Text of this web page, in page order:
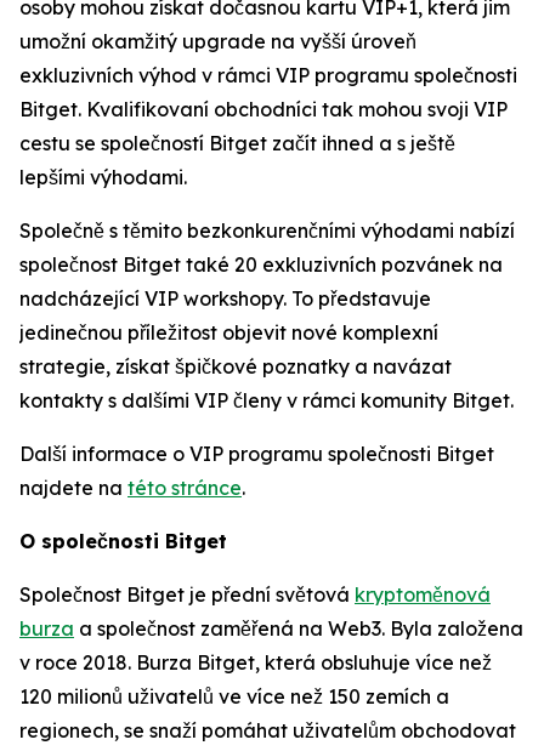
osoby mohou získat dočasnou kartu VIP+1, která jim
umožní okamžitý upgrade na vyšší úroveň
exkluzivních výhod v rámci VIP programu společnosti
Bitget. Kvalifikovaní obchodníci tak mohou svoji VIP
cestu se společností Bitget začít ihned a s ještě
lepšími výhodami.
Společně s těmito bezkonkurenčními výhodami nabízí
společnost Bitget také 20 exkluzivních pozvánek na
nadcházející VIP workshopy. To představuje
jedinečnou příležitost objevit nové komplexní
strategie, získat špičkové poznatky a navázat
kontakty s dalšími VIP členy v rámci komunity Bitget.
Další informace o VIP programu společnosti Bitget
najdete na této stránce.
O společnosti Bitget
Společnost Bitget je přední světová kryptoměnová
burza a společnost zaměřená na Web3. Byla založena
v roce 2018. Burza Bitget, která obsluhuje více než
120 milionů uživatelů ve více než 150 zemích a
regionech, se snaží pomáhat uživatelům obchodovat